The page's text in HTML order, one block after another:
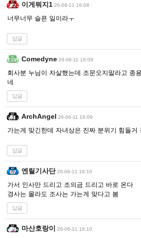
이게뭐지1 26-06-11 16:08
너무너무 슬픈 일이라ㅜ
답글
Comedyne 26-06-11 16:09
회사분 누님이 자살했는데 조문오지말라고 종
네
답글
ArchAngel 26-06-11 16:09
가는게 맞긴한데 자녀상은 진짜 분위기 힘들거
답글
엔릴기사단 26-06-11 16:10
가서 인사만 드리고 조의금 드리고 바로 온다
경사는 몰라도 조사는 가는게 맞다고 봄
답글
마산호랑이 26-06-11 16:10